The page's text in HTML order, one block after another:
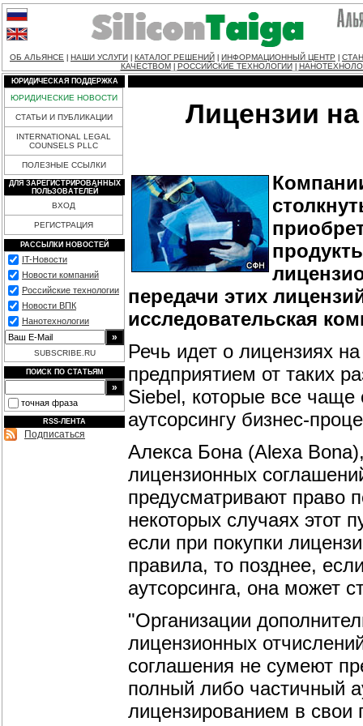
ОБ АЛЬЯНСЕ НАШИ УСЛУГИ КАТАЛОГ РЕШЕНИЙ ИНФОРМАЦИОННЫЙ ЦЕНТР
КАЧЕСТВОМ
РОССИЙСКИЕ ТЕХНОЛОГИИ
ЮРИДИЧЕСКАЯ ПОДДЕРЖКА
ЮРИДИЧЕСКИЕ НОВОСТИ
СТАТЬИ И ПУБЛИКАЦИИ
INTERNATIONAL LEGAL
COUNSELS PLLC
ПОЛЕЗНЫЕ ССЫЛКИ
ДЛЯ ЗАРЕГИСТРИРОВАННЫХ
ПОЛЬЗОВАТЕЛЕЙ
ВХОД
РЕГИСТРАЦИЯ
РАССЫЛКИ НОВОСТЕЙ
IT-Новости
Новости компаний
Российские технологии
Новости ВПК
Нанотехнологии
SUBSCRIBE.RU
ПОИСК ПО СТАТЬЯМ
точная фраза
RSS-ЛЕНТА
Подписаться
Лицензии
передачи этих
исследовательская
Речь идет о лицензиях
предприятием от таких
Siebel, которые все чаще
аутсорсингу бизнес-
Алекса Бона (Alexa
лицензионных
предусматривают право
некоторых случаях этот
если при покупки
правила, то позднее,
аутсорсинга, она может
"Организации
лицензионных
соглашения не сумеют
полный либо частичный
лицензированием в свои